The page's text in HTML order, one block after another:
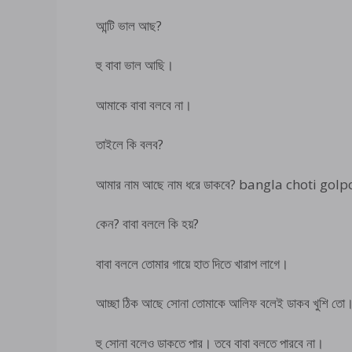
আন্টি ভাল আছ?
হু বাবা ভাল আছি।
আমাকে বাবা বলবে না।
তাইলে কি বলব?
আমার নাম আছে নাম ধরে ডাকবে? bangla choti
কেন? বাবা বললে কি হয়?
বাবা বললে তোমার গায়ে হাত দিতে খারাপ লাগে।
আচ্ছা ঠিক আছে সোনা তোমাকে আলিফ বলেই ডাকব খুশি
হু সোনা বলেও ডাকতে পার। তবে বাবা বলতে পারবে না।